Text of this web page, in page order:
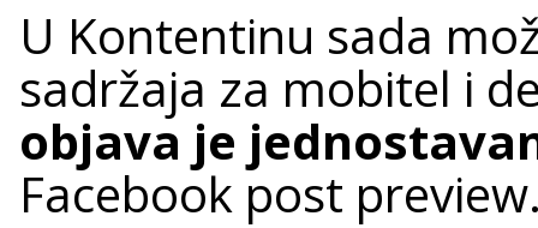
U Kontentinu sada
sadržaja za mobitel i
objava je
Facebook post